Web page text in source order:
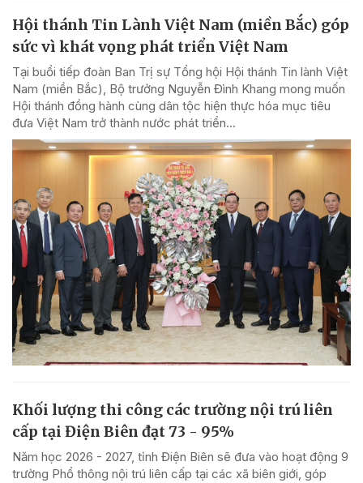
Hội thánh Tin Lành Việt Nam (miền Bắc) góp
sức vì khát vọng phát triển Việt Nam
Tại buổi tiếp đoàn Ban Trị sự Tổng hội Hội thánh Tin lành Việt
Nam (miền Bắc), Bộ trưởng Nguyễn Đình Khang mong muốn
Hội thánh đồng hành cùng dân tộc hiện thực hóa mục tiêu
đưa Việt Nam trở thành nước phát triển...
Khối lượng thi công các trường nội trú liên
cấp tại Điện Biên đạt 73 - 95%
Năm học 2026 - 2027, tỉnh Điện Biên sẽ đưa vào hoạt động 9
trường Phổ thông nội trú liên cấp tại các xã biên giới, góp